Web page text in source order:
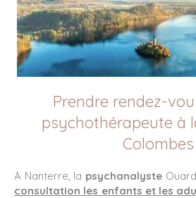
Prendre rendez-
psychothérapeute à
Colombes
À Nanterre, la psychanalyste
consultation les enfants et les